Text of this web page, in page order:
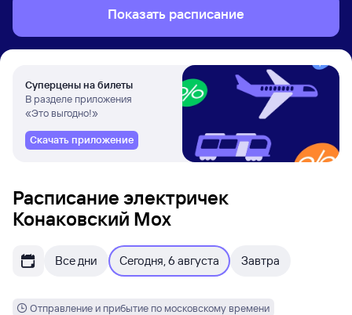
Показать расписание
Суперцены на билеты
В разделе приложения
«Это выгодно!»
Скачать приложение
Расписание электричек
Конаковский Мох
Все дни Сегодня, 6 августа Завтра
Отправление и прибытие по московскому времени